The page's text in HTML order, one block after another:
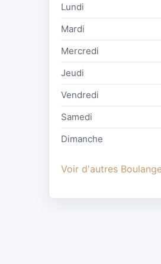
Lundi
Mardi
Mercredi
Jeudi
Vendredi
Samedi
Dimanche
Voir d'autres